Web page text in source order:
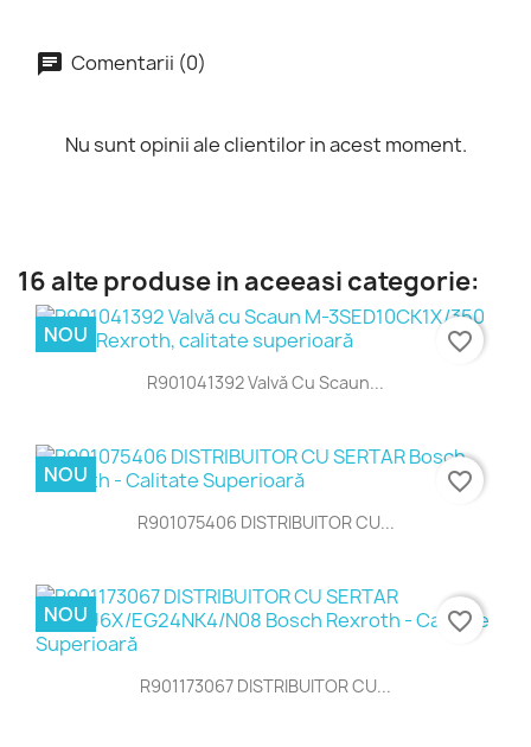
Comentarii (0)
Nu sunt opinii ale clientilor in acest moment.
16 alte produse in aceeasi categorie:
R901041392 Valvă Cu Scaun...
NOU favorite_border
R901075406 DISTRIBUITOR CU...
NOU favorite_border
R901173067 DISTRIBUITOR CU...
NOU favorite_border